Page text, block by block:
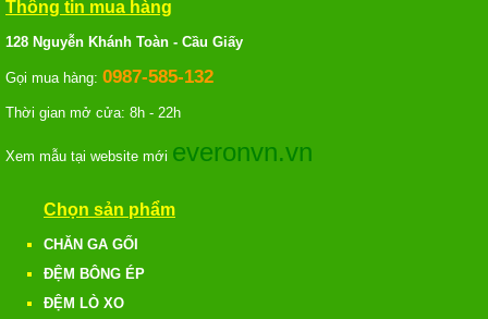
Thông tin mua hàng
128 Nguyễn Khánh Toàn - Cầu Giấy
Gọi mua hàng: 0987-585-132
Thời gian mở cửa: 8h - 22h
Xem mẫu tại website mới everonvn.vn
Chọn sản phẩm
CHĂN GA GỐI
ĐỆM BÔNG ÉP
ĐỆM LÒ XO